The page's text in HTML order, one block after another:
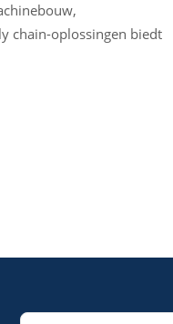
chain-oplossingen biedt